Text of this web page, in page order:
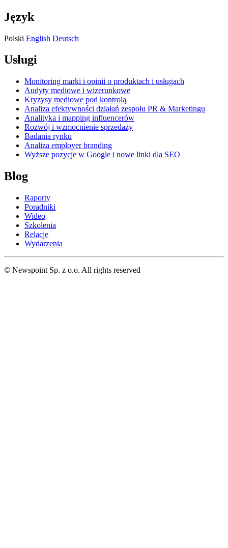
Język
Polski English Deutsch
Usługi
Monitoring marki i opinii o produktach i usługach
Audyty mediowe i wizerunkowe
Kryzysy mediowe pod kontrolą
Analiza efektywności działań zespołu PR & Marketingu
Analityka i mapping influencerów
Rozwój i wzmocnienie sprzedaży
Badania rynku
Analiza employer branding
Wyższe pozycje w Google i nowe linki dla SEO
Blog
Raporty
Poradniki
Wideo
Szkolenia
Relacje
Wydarzenia
© Newspoint Sp. z o.o. All rights reserved